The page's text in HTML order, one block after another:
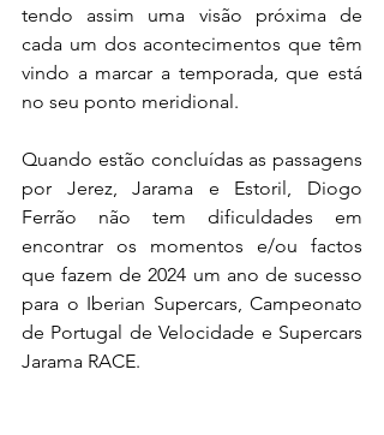
tendo assim uma visão próxima de
cada um dos acontecimentos que têm
vindo a marcar a temporada, que está
no seu ponto meridional.
Quando estão concluídas as passagens
por Jerez, Jarama e Estoril, Diogo
Ferrão não tem dificuldades em
encontrar os momentos e/ou factos
que fazem de 2024 um ano de sucesso
para o Iberian Supercars, Campeonato
de Portugal de Velocidade e Supercars
Jarama RACE.